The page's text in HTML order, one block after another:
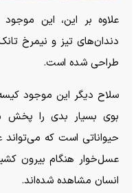
علاوه بر این، این موجود
دندان‌های تیز و نیمرخ
طراحی شده است.
سلاح دیگر این موجود
بوی بسیار بدی را پخش
حیواناتی است که
عسل‌خوار هنگام بیرون
انسان مشاهده شده‌اند.